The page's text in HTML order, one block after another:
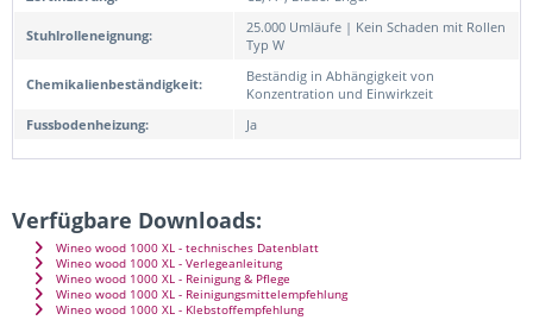
Stuhlrolleneignung:
25.000 Umläufe | Kein Schaden mit Rollen
Typ W
Chemikalienbeständigkeit:
Beständig in Abhängigkeit von
Konzentration und Einwirkzeit
Fussbodenheizung:
Ja
Verfügbare Downloads:
Wineo wood 1000 XL - technisches Datenblatt
Wineo wood 1000 XL - Verlegeanleitung
Wineo wood 1000 XL - Reinigung & Pflege
Wineo wood 1000 XL - Reinigungsmittelempfehlung
Wineo wood 1000 XL - Klebstoffempfehlung